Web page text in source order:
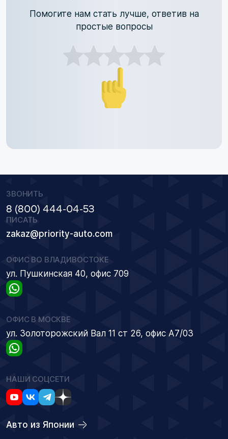
Помогите нам стать лучше, ответив на
простые вопросы
ЗВОНИТЬ
8 (800) 444-04-53
ПИСАТЬ
zakaz@priority-auto.com
ОФИС ВО ВЛАДИВОСТОКЕ
ул. Пушкинская 40, офис 709
ОФИС В МОСКВЕ
ул. Золоторожский Вал 11 ст 26, офис А7/03
НАШИ СОЦСЕТИ
Авто из Японии